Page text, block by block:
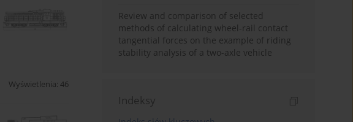
Wyświetlenia: 46
Review and comparison of selected
methods of calculating wheel-rail contact
tangential forces on the example of riding
stability analysis of a two-axle vehicle
Indeksy